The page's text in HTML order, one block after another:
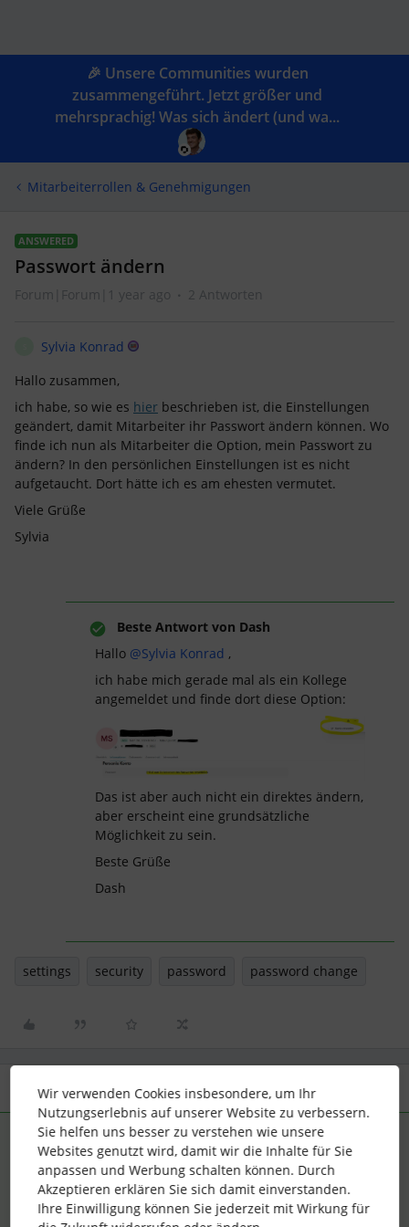
🎉 Unsere Communities wurden
zusammengeführt. Jetzt größer und
mehrsprachig! Was sich ändert (und wa...
Mitarbeiterrollen & Genehmigungen
ANSWERED
Passwort ändern
Forum|Forum|1 year ago 2 Antworten
Sylvia Konrad
Hallo zusammen,
ich habe, so wie es hier beschrieben ist, die Einstellungen
geändert, damit Mitarbeiter ihr Passwort ändern können. Wo
finde ich nun als Mitarbeiter die Option, mein Passwort zu
ändern? In den persönlichen Einstellungen ist es nicht
aufgetaucht. Dort hätte ich es am ehesten vermutet.
Viele Grüße
Sylvia
Beste Antwort von Dash
Hallo ​ @Sylvia Konrad ,
ich habe mich gerade mal als ein Kollege
angemeldet und finde dort diese Option:
Das ist aber auch nicht ein direktes ändern,
aber erscheint eine grundsätzliche
Möglichkeit zu sein.
Beste Grüße
Dash
settings security password password change
2 Antworten Älteste zuerst
Dash ANTWORT Forum|Forum|1 year ago
Hallo ​@Sylvia Konrad,
ich habe mich gerade mal als ein Kollege angemeldet und
Wir verwenden Cookies insbesondere, um Ihr
Nutzungserlebnis auf unserer Website zu verbessern.
Sie helfen uns besser zu verstehen wie unsere
Websites genutzt wird, damit wir die Inhalte für Sie
anpassen und Werbung schalten können. Durch
Akzeptieren erklären Sie sich damit einverstanden.
Ihre Einwilligung können Sie jederzeit mit Wirkung für